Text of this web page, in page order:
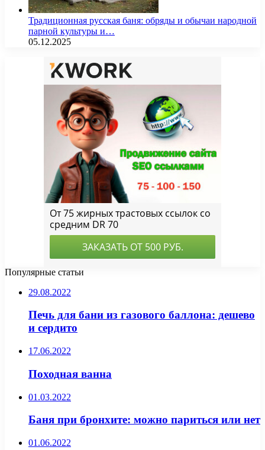
Традиционная русская баня: обряды и обычаи народной
парной культуры и…
05.12.2025
Популярные статьи
29.08.2022
Печь для бани из газового баллона: дешево
и сердито
17.06.2022
Походная ванна
01.03.2022
Баня при бронхите: можно париться или нет
01.06.2022